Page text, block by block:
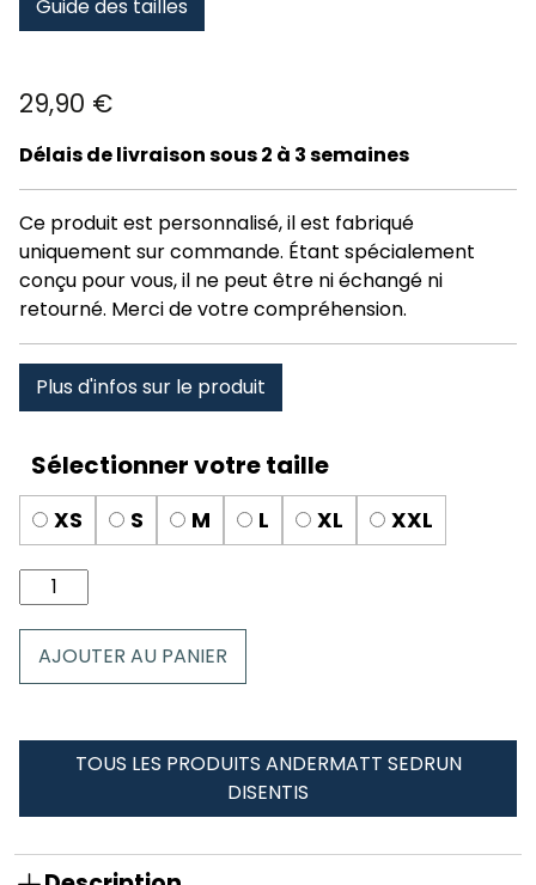
Guide des tailles
29,90 €
Délais de livraison sous 2 à 3 semaines
Ce produit est personnalisé, il est fabriqué
uniquement sur commande. Étant spécialement
conçu pour vous, il ne peut être ni échangé ni
retourné. Merci de votre compréhension.
Plus d'infos sur le produit
XS S M L XL XXL
quantité
de
homme
Disentis
AJOUTER AU PANIER
TOUS LES PRODUITS ANDERMATT SEDRUN
DISENTIS